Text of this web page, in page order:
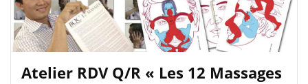
Atelier RDV Q/R « Les 12 Massages